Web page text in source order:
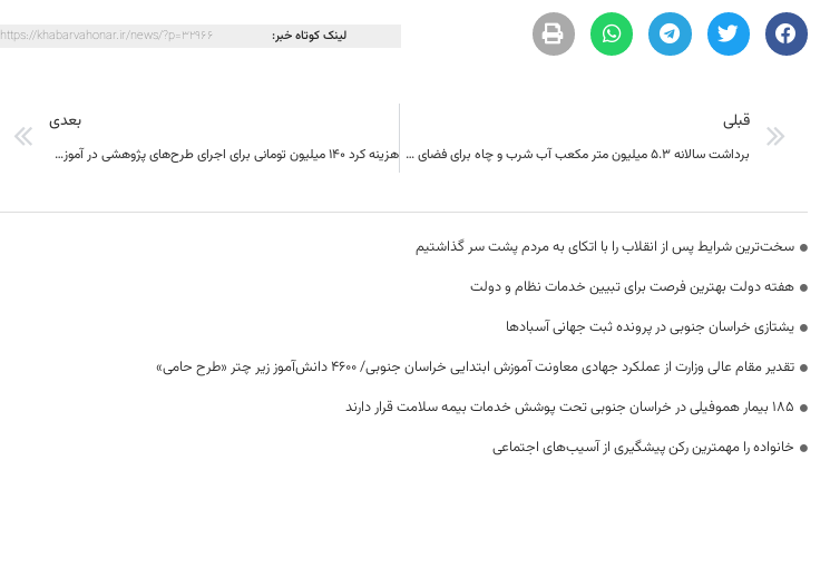
لینک کوتاه خبر: https://khabarvahonar.ir/news/?p=32966
قبلی
برداشت سالانه ۵.۳ میلیون متر مکعب آب شرب و چاه برای فضای سبزبیرجند مرکز خراسان جنوبی
بعدی
هزینه کرد 140 میلیون تومانی برای اجرای طرح‌های پژوهشی در آموزش و پرورش خراسان جنوبی
سخت‌ترین شرایط پس از انقلاب را با اتکای به مردم پشت سر گذاشتیم
هفته دولت بهترین فرصت برای تبیین خدمات نظام و دولت
یشتازی خراسان جنوبی در پرونده ثبت جهانی آسبادها
تقدیر مقام عالی وزارت از عملکرد جهادی معاونت آموزش ابتدایی خراسان جنوبی/ ۴۶۰۰ دانش‌آموز زیر چتر «طرح حامی»
۱۸۵ بیمار هموفیلی در خراسان جنوبی تحت پوشش خدمات بیمه سلامت قرار دارند
خانواده را مهمترین رکن پیشگیری از آسیب‌های اجتماعی